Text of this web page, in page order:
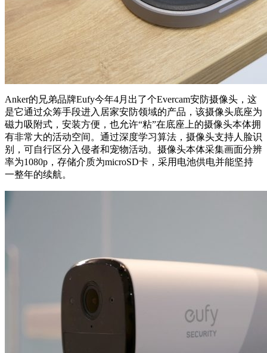
Anker的兄弟品牌Eufy今年4月出了个Evercam安防摄像头，这
是它通过众筹手段进入居家安防领域的产品，该摄像头底座为
磁力吸附式，安装方便，也允许“粘”在底座上的摄像头本体拥
有非常大的活动空间。通过深度学习算法，摄像头支持人脸识
别，可自行区分入侵者和宠物活动。摄像头本体采集画面分辨
率为1080p，存储介质为microSD卡，采用电池供电并能坚持
一整年的续航。